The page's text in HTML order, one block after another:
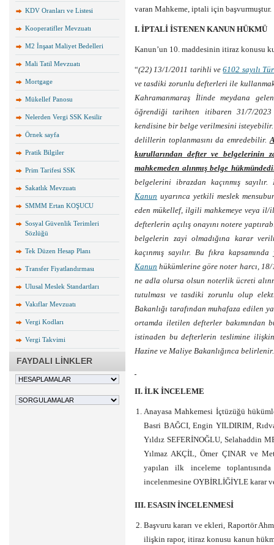
KDV Oranları ve Listesi
Kooperatifler Mevzuatı
M2 İnşaat Maliyet Bedelleri
Mali Tatil Mevzuatı
Mortgage
Mükellef Panosu
Nelerden Vergi SSK Kesilir
Örnek sayfa
Pratik Bilgiler
Prim Tarifesi SSK
Sakatlık Mevzuatı
SMMM Ertan KOŞUCU
Sosyal Güvenlik Terimleri
Sözlüğü
Tek Düzen Hesap Planı
Transfer Fiyatlandırması
Ulusal Meslek Standartları
Vakıflar Mevzuatı
Vergi Kodları
Vergi Takvimi
FAYDALI LİNKLER
varan Mahkeme, iptali için başvurmuştur.
I. İPTALİ İSTENEN KANUN HÜKMÜ
Kanun’un 10. maddesinin itiraz konusu
“(22) 13/1/2011 tarihli ve6102 sayılı
ve tasdiki zorunlu defterleri ile
Kahramanmaraş İlinde meydana
öğrendiği tarihten itibaren 31/7/
kendisine bir belge verilmesini
delillerin toplanmasını da emredebilir.
kurullarından defter ve belgelerinin
mahkemeden alınmış belge
belgelerini ibrazdan kaçınmış
Kanun uyarınca yetkili meslek
eden mükellef, ilgili mahkemeye veya
defterlerin açılış onayını notere
belgelerin zayi olmadığına karar
kaçınmış sayılır. Bu fıkra
Kanun hükümlerine göre noter harcı,
ne adla olursa olsun noterlik ücreti
tutulması ve tasdiki zorunlu olup
Bakanlığı tarafından muhafaza edilen
ortamda iletilen defterler bakımından
istinaden bu defterlerin teslimine
Hazine ve Maliye Bakanlığınca belirlenir.
II. İLK İNCELEME
Anayasa Mahkemesi İçtüzüğü
Basri BAĞCI, Engin YILDIRIM,
Yıldız SEFERİNOĞLU, Selahaddin
Yılmaz AKÇİL, Ömer ÇINAR ve
yapılan ilk inceleme
incelenmesine OYBİRLİĞİYLE karar
III. ESASIN İNCELENMESİ
Başvuru kararı ve ekleri, Raportör
ilişkin rapor, itiraz konusu kanun